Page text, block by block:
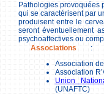
Pathologies provoquées
qui se caractérisent par
produisent entre le
seront éventuellement
psychoaffectives ou
Associations
:
Association
Association
Union
(UNAFTC)